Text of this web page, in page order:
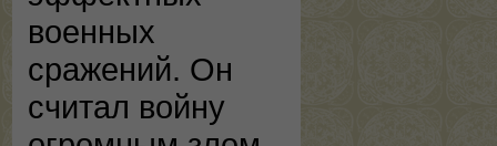
военных
сражений. Он
считал войну